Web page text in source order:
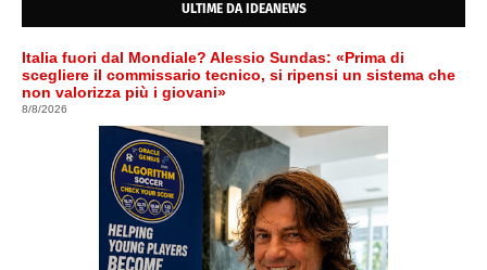
ULTIME DA IDEANEWS
Italia fuori dal Mondiale? Alessio Sundas: «Prima di
scegliere il commissario tecnico, si ripensi un sistema che
non valorizza più i giovani»
8/8/2026